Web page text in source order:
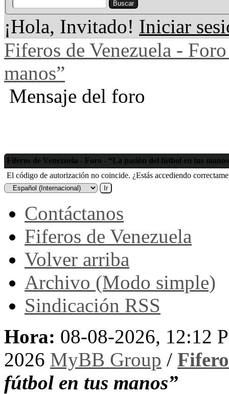
¡Hola, Invitado! Iniciar
Fiferos de Venezuela -
manos”
Mensaje del foro
Fiferos de Venezuela - Foro - “La pasión del fútbol en tus
El código de autorización no coincide. ¿Estás accediendo
Contáctanos
Fiferos de Venezuela
Volver arriba
Archivo (Modo simple)
Sindicación RSS
Hora: 08-08-2026, 12:12
2026 MyBB Group /
fútbol en tus manos”